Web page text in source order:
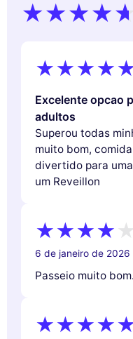
Excelente opcao
adultos
Superou todas
muito bom,
divertido para
um Reveillon
6 de janeiro de 2026
Passeio muito